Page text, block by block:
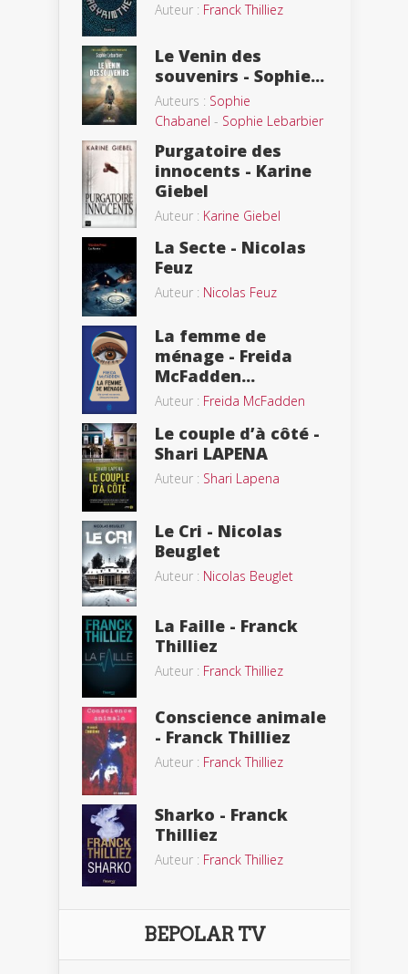
Auteur : Franck Thilliez
Le Venin des
souvenirs - Sophie...
Auteurs : Sophie
Chabanel - Sophie Lebarbier
Purgatoire des
innocents - Karine
Giebel
Auteur : Karine Giebel
La Secte - Nicolas
Feuz
Auteur : Nicolas Feuz
La femme de
ménage - Freida
McFadden...
Auteur : Freida McFadden
Le couple d’à côté -
Shari LAPENA
Auteur : Shari Lapena
Le Cri - Nicolas
Beuglet
Auteur : Nicolas Beuglet
La Faille - Franck
Thilliez
Auteur : Franck Thilliez
Conscience animale
- Franck Thilliez
Auteur : Franck Thilliez
Sharko - Franck
Thilliez
Auteur : Franck Thilliez
BEPOLAR TV